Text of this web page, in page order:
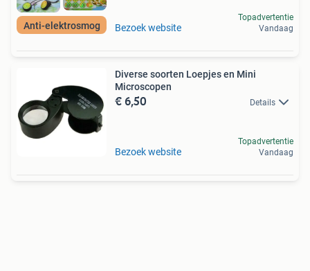
Anti-elektrosmog Bezoek website
Topadvertentie
Vandaag
Diverse soorten Loepjes en Mini
Microscopen
€ 6,50 Details
Bezoek website
Topadvertentie
Vandaag